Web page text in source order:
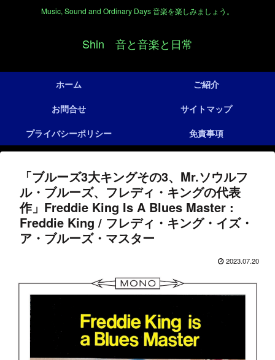
Music, Sound and Ordinary Days 音楽を楽しみましょう。
Shin 音と音楽と日常
ホーム
ご紹介
お問合せ
サイトマップ
プライバシーポリシー
免責事項
「ブルーズ3大キングその3、Mr.ソウルフ
ル・ブルーズ、フレディ・キングの代表
作」Freddie King Is A Blues Master :
Freddie King / フレディ・キング・イズ・
ア・ブルーズ・マスター
2023.07.20